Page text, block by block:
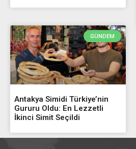
GÜNDEM
Antakya Simidi Türkiye’nin
Gururu Oldu: En Lezzetli
İkinci Simit Seçildi